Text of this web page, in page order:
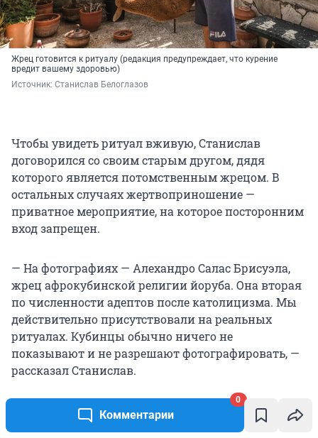
Комментарии
0
Жрец готовится к ритуалу (редакция предупреждает, что курение
вредит вашему здоровью)
Источник: Станислав Белоглазов
Чтобы увидеть ритуал вживую, Станислав
договорился со своим старым другом, дядя
которого является потомственным жрецом. В
остальных случаях жертвоприношение —
приватное мероприятие, на которое посторонним
вход запрещен.
— На фотографиях — Алехандро Салас Брисуэла,
жрец афрокубинской религии йоруба. Она вторая
по численности адептов после католицизма. Мы
действительно присутствовали на реальных
ритуалах. Кубинцы обычно ничего не
показывают и не разрешают фотографировать, —
рассказал Станислав.